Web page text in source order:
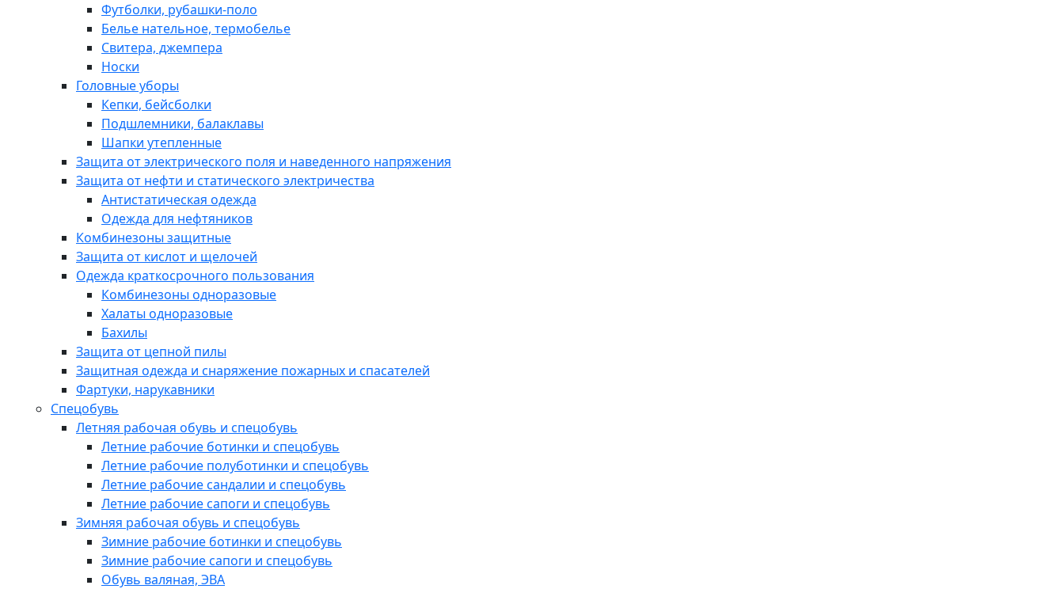
Футболки, рубашки-поло
Белье нательное, термобелье
Свитера, джемпера
Носки
Головные уборы
Кепки, бейсболки
Подшлемники, балаклавы
Шапки утепленные
Защита от электрического поля и наведенного напряжения
Защита от нефти и статического электричества
Антистатическая одежда
Одежда для нефтяников
Комбинезоны защитные
Защита от кислот и щелочей
Одежда краткосрочного пользования
Комбинезоны одноразовые
Халаты одноразовые
Бахилы
Защита от цепной пилы
Защитная одежда и снаряжение пожарных и спасателей
Фартуки, нарукавники
Спецобувь
Летняя рабочая обувь и спецобувь
Летние рабочие ботинки и спецобувь
Летние рабочие полуботинки и спецобувь
Летние рабочие сандалии и спецобувь
Летние рабочие сапоги и спецобувь
Зимняя рабочая обувь и спецобувь
Зимние рабочие ботинки и спецобувь
Зимние рабочие сапоги и спецобувь
Обувь валяная, ЭВА